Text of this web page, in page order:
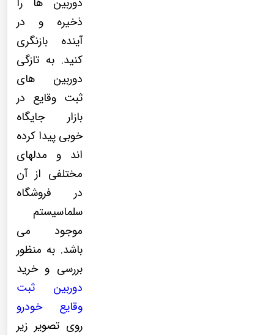
ذخیره و در
آینده بازنگری
کنید. به تازگی
دوربین های
ثبت وقایع در
بازار جایگاه
خوبی پیدا کرده
اند و مدلهای
مختلفی از آن
در فروشگاه
سلماسیستم
موجود می
باشد. به منظور
بررسی و خرید
دوربین ثبت
وقایع خودرو
روی تصویر زیر